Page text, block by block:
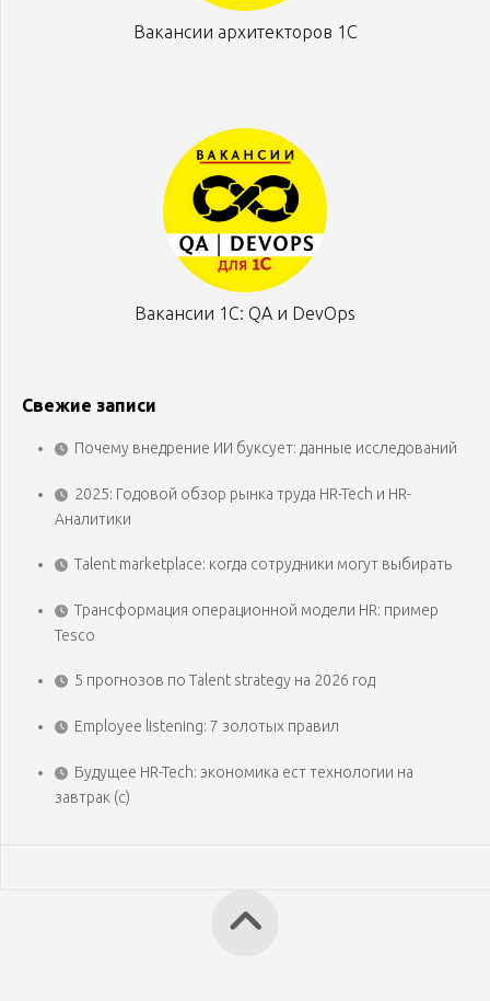
Вакансии архитекторов 1С
Вакансии 1С: QA и DevOps
Свежие записи
Почему внедрение ИИ буксует: данные исследований
2025: Годовой обзор рынка труда HR-Tech и HR-
Аналитики
Talent marketplace: когда сотрудники могут выбирать
Трансформация операционной модели HR: пример
Tesco
5 прогнозов по Talent strategy на 2026 год
Employee listening: 7 золотых правил
Будущее HR-Tech: экономика ест технологии на
завтрак (с)